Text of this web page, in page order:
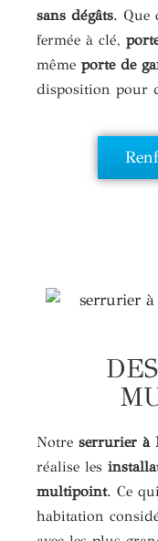
sans dégâts. Que
fermée à clé,
même porte de
disposition pour
Notre serrurier à
réalise les
multipoint. Ce
habitation